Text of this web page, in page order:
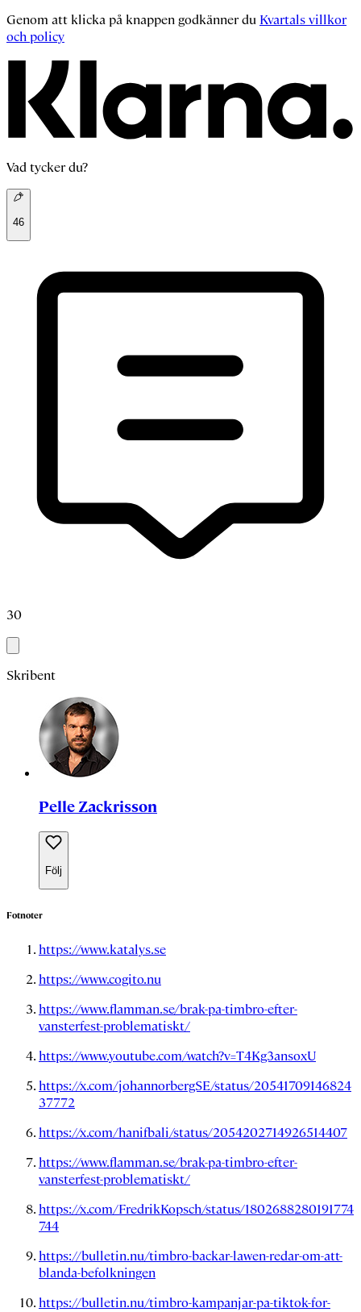
Genom att klicka på knappen godkänner du Kvartals villkor
och policy
Vad tycker du?
46
30
Skribent
Pelle Zackrisson
Följ
Fotnoter
https://www.katalys.se
https://www.cogito.nu
https://www.flamman.se/brak-pa-timbro-efter-
vansterfest-problematiskt/
https://www.youtube.com/watch?v=T4Kg3ansoxU
https://x.com/johannorbergSE/status/20541709146824
37772
https://x.com/hanifbali/status/2054202714926514407
https://www.flamman.se/brak-pa-timbro-efter-
vansterfest-problematiskt/
https://x.com/FredrikKopsch/status/1802688280191774
744
https://bulletin.nu/timbro-backar-lawen-redar-om-att-
blanda-befolkningen
https://bulletin.nu/timbro-kampanjar-pa-tiktok-for-